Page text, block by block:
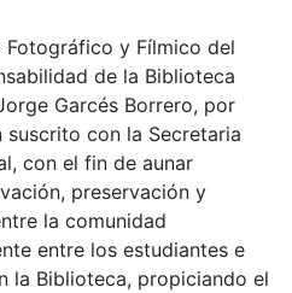
y Fílmico del
de la Biblioteca
Garcés Borrero, por
con la Secretaria
con el fin de aunar
preservación y
la comunidad
entre los estudiantes e
la Biblioteca, propiciando el